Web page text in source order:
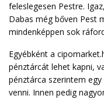
feleslegesen Pestre.
Dabas még bőven Pest
mindenképpen sok
Egyébként a
pénztárcát lehet kapni,
pénztárca szerintem
venni. Innen pedig